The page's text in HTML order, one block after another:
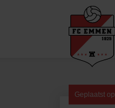
Geplaatst op